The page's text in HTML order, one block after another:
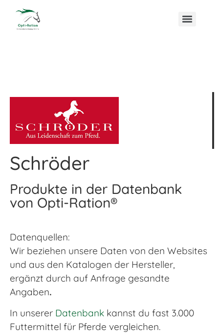
Schröder
Produkte in der Datenbank
von Opti-Ration®
Datenquellen:
Wir beziehen unsere Daten von den Websites
und aus den Katalogen der Hersteller,
ergänzt durch auf Anfrage gesandte
Angaben.
In unserer Datenbank kannst du fast 3.000
Futtermittel für Pferde vergleichen.